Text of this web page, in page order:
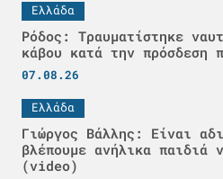
Ελλάδα
Ρόδος: Τραυματίστηκε
κάβου κατά την πρόσδεση
07.08.26
Ελλάδα
Γιώργος Βάλλης: Είναι
βλέπουμε ανήλικα
(video)